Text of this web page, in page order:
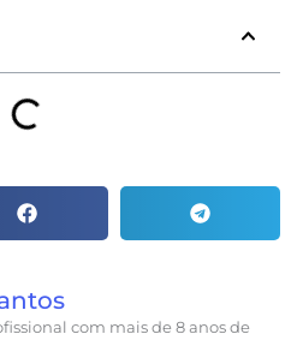
com mais de 8 anos de